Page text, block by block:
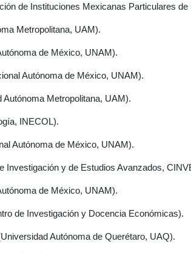
de Instituciones Mexicanas Particulares
Metropolitana, UAM).
de México, UNAM).
Autónoma de México, UNAM).
Metropolitana, UAM).
INECOL).
Autónoma de México, UNAM).
Investigación y de Estudios Avanzados,
de México, UNAM).
de Investigación y Docencia Económicas).
Autónoma de Querétaro, UAQ).